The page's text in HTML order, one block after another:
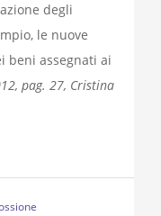
degli
le nuove
beni assegnati ai
pag. 27, Cristina